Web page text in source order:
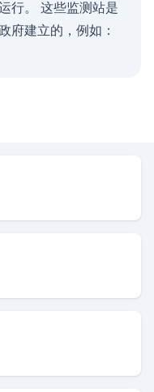
行。 这些监测站是
府建立的，例如：